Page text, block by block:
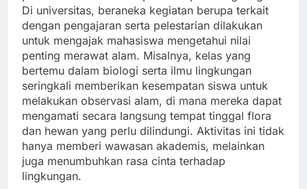
Di universitas, beraneka kegiatan berupa terkait
dengan pengajaran serta pelestarian dilakukan
untuk mengajak mahasiswa mengetahui nilai
penting merawat alam. Misalnya, kelas yang
bertemu dalam biologi serta ilmu lingkungan
seringkali memberikan kesempatan siswa untuk
melakukan observasi alam, di mana mereka dapat
mengamati secara langsung tempat tinggal flora
dan hewan yang perlu dilindungi. Aktivitas ini tidak
hanya memberi wawasan akademis, melainkan
juga menumbuhkan rasa cinta terhadap
lingkungan.